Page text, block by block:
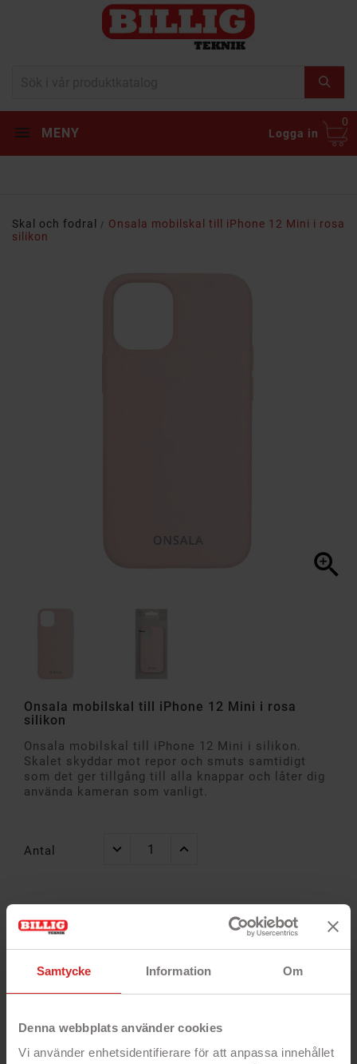
Samtycke Information Om
Denna webbplats använder cookies
Vi använder enhetsidentifierare för att anpassa innehållet
MENY Logga in
0
Skal och fodral
Onsala mobilskal till iPhone 12 Mini i rosa
silikon

Onsala mobilskal till iPhone 12 Mini i rosa
silikon
Onsala mobilskal till iPhone 12 Mini i silikon.
Skalet skyddar mot repor och smuts samtidigt
som det ger tillgång till alla knappar och låter dig
använda kameran som vanligt.
Antal
Alltid
garanti
14 dagar öppet